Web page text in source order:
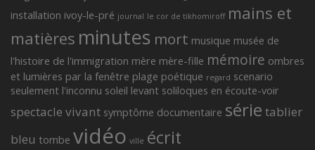
installation ivoy-le-pré journal le cor de tikhomiroff mains et
matières minutes mort musique musée de
l'histoire de l'immigration mère mère-fille mémoire ombres
et lumières par la fenêtre plage poétique regard scenario
seulement l'inconnu soleil levant soliloques en écoute-voir
spectacle vivant symptôme documentaire série tablier
bleu tombe vidéo ville écrit